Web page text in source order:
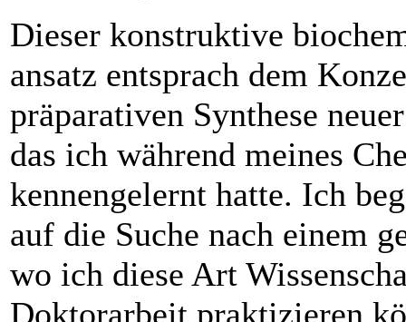
Dieser konstruktive
ansatz entsprach dem
präparativen Synthese
das ich während meines
kennen­gelernt hatte. Ich
auf die ­Suche nach einem
wo ich diese Art
Doktorarbeit praktizieren